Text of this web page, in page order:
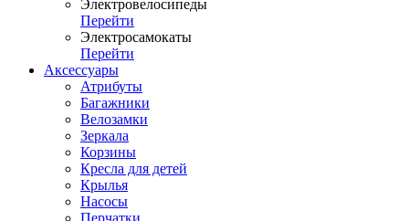
Электровелосипеды
Перейти
Электросамокаты
Перейти
Аксессуары
Атрибуты
Багажники
Велозамки
Зеркала
Корзины
Кресла для детей
Крылья
Насосы
Перчатки